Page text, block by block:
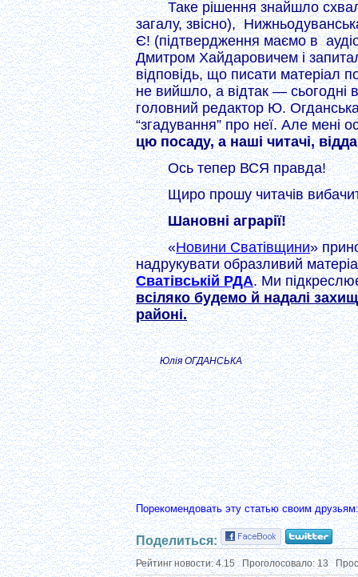
Таке рішення знайшло
загалу, звісно),
Є! (підтвердження маємо в
Дмитром Хайдаровичем і
відповідь, що писати матеріал
не вийшло, а відтак — сьогодні
головний редактор Ю.
“згадування” про неї. Але мені
цю посаду, а наші читачі,
Ось тепер ВСЯ правда!
Щиро прошу читачів
Шановні аграрії!
«Новини Сватівщини»
надрукувати образливий
Сватівській РДА. Ми
всіляко будемо й надалі
районі.
Юлія ОГДАНСЬКА
Порекомендовать эту статью своим друзьям:
Поделиться:
Рейтинг новости:4.15 Проголосовало:13